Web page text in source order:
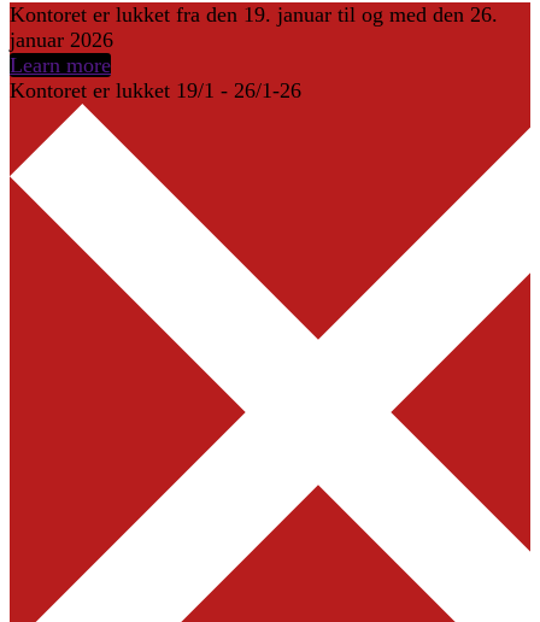
Kontoret er lukket fra den 19. januar til og med den 26.
januar 2026
Learn more
Kontoret er lukket 19/1 - 26/1-26